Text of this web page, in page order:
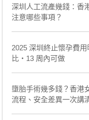
深圳人工流產幾錢：香
注意哪些事項？
2025 深圳終止懷孕費
比・13 周內可做
墮胎手術幾多錢？香港
流程、安全差異一次講